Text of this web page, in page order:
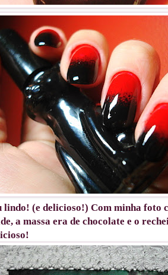
lindo! (e delicioso!) Com minha foto
a massa era de chocolate e o